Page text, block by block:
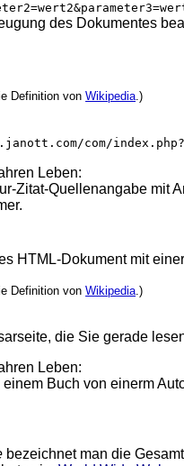
des Dokumentes
Definition vonWikipedia .)
com/
Leben:
Zitat-Quellenangabe mit
HTML-Dokument mit
Definition vonWikipedia .)
die Sie gerade
Leben:
einem Buch von einerm
bezeichnet man die